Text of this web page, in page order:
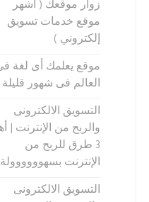
زوار موقعك ( أشهر
موقع خدمات تسويق
إلكتروني )
موقع يعلمك أى لغة
العالم فى شهور قليلة
التسويق الالكترونى
والربح من الإنترنت |
3 طرق للربح من
الإنترنت بسهوووووولة
التسويق الالكترونى